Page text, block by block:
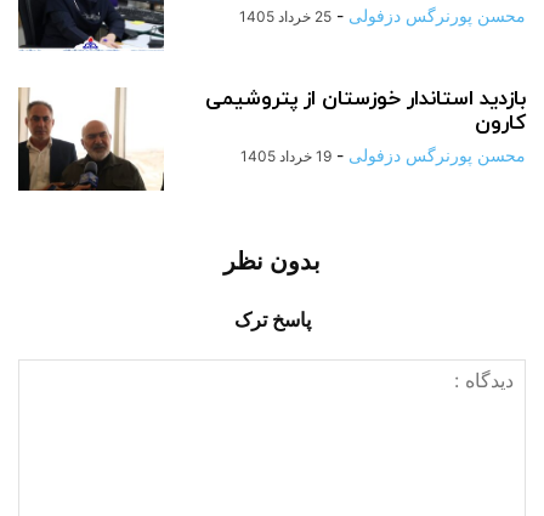
محسن پورنرگس دزفولی - 25 خرداد 1405
بازدید استاندار خوزستان از پتروشیمی
کارون
محسن پورنرگس دزفولی - 19 خرداد 1405
بدون نظر
پاسخ ترک